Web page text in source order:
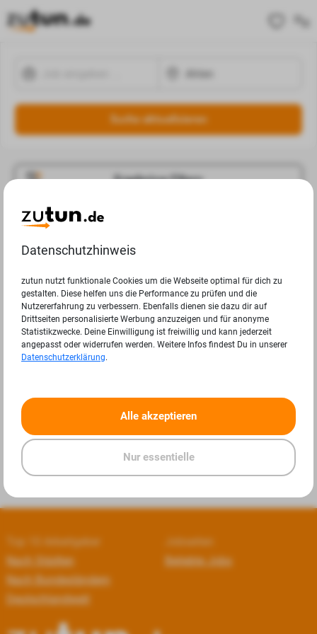
Suche aktualisieren
Ergebnisse Filtern
Jobangebote
Deine Suchanfrage in Ahlen ergab leider keine Ergebnisse.
Top 10 Arbeitgeber
Nach Städten
Nach Bundesländern
Deutschlandweit
Jobseiten
Beliebte Jobs
Datenschutzhinweis
zutun nutzt funktionale Cookies um die Webseite optimal für dich zu
gestalten. Diese helfen uns die Performance zu prüfen und die
Nutzererfahrung zu verbessern. Ebenfalls dienen sie dazu dir auf
Drittseiten personalisierte Werbung anzuzeigen und für anonyme
Statistikzwecke. Deine Einwilligung ist freiwillig und kann jederzeit
angepasst oder widerrufen werden. Weitere Infos findest Du in unserer
Datenschutzerklärung.
Alle akzeptieren
Nur essentielle